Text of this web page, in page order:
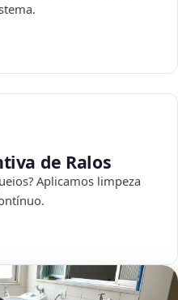
de Ralos
Aplicamos limpeza